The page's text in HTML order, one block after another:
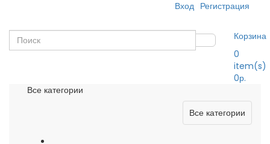
Вход Регистрация
Корзина
0
item(s)
0р.
Все категории
Все категории